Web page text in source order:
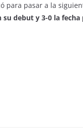
para pasar a la
debut y 3-0 la fecha